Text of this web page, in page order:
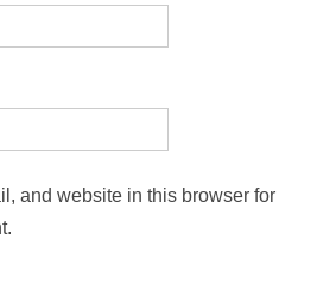
and website in this browser for